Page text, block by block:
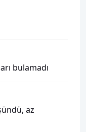
bulamadı
az